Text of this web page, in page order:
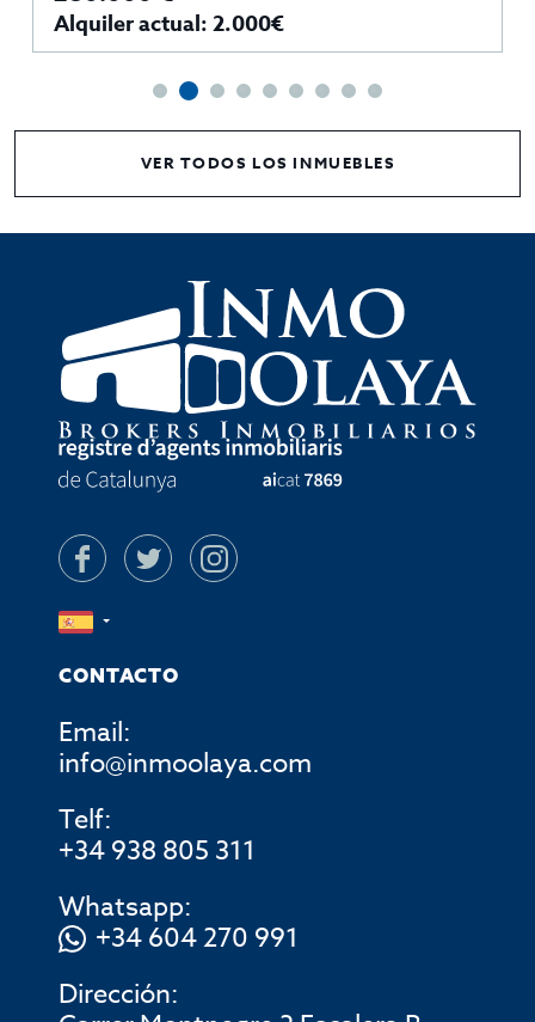
Alquiler actual: 2.000€
VER TODOS LOS INMUEBLES
CONTACTO
Email:
info@inmoolaya.com
Telf:
+34 938 805 311
Whatsapp:
+34 604 270 991
Dirección: